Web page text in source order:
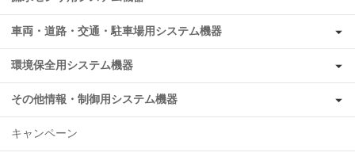
車両・道路・交通・駐車場用システム機器
環境保全用システム機器
その他情報・制御用システム機器
キャンペーン